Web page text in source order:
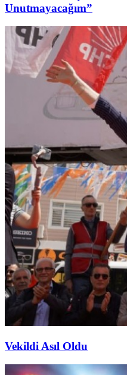
Unutmayacağım”
Vekildi Asıl Oldu